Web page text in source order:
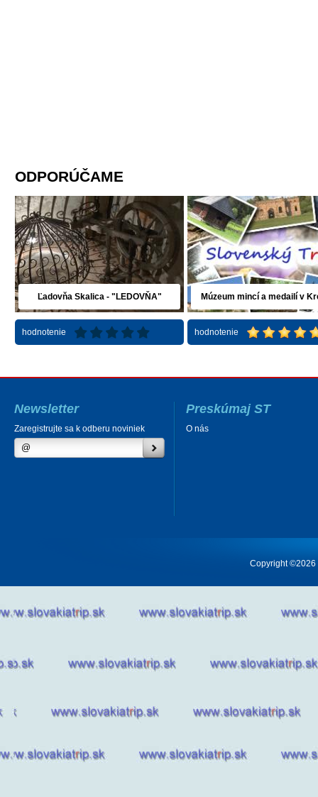
ODPORÚČAME
Ľadovňa Skalica - "LEDOVŇA"
hodnotenie
Múzeum mincí a medailí v
hodnotenie
Newsletter
Zaregistrujte sa k odberu noviniek
Preskúmaj ST
O nás
Copyright ©2026